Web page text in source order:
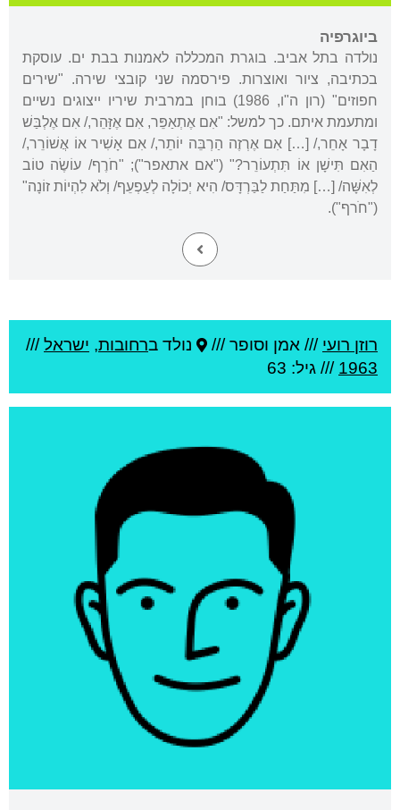
ביוגרפיה
נולדה בתל אביב. בוגרת המכללה לאמנות בבת ים. עוסקת
בכתיבה, ציור ואוצרות. פירסמה שני קובצי שירה. "שירים
חפוזים" (רון ה"ו, 1986) בוחן במרבית שיריו ייצוגים נשיים
ומתעמת איתם. כך למשל: "אִם אֶתְאַפֵּר, אִם אֶזָּהֵר,/ אִם אֶלְבַּשׁ
דָבָר אָחֵר,/ […] אִם אֶרְזֶה הַרְבֵּה יוֹתֵר,/ אִם אָשִׁיר אוֹ אֲשׁוֹרֵר,/
הַאִם תִּישָׁן אוֹ תִּתְעוֹרֵר?" ("אם אתאפר"); "חֹרֶף/ עוֹשֶׂה טוֹב
לְאִשָּׁה/ […] מִתַּחַת לַבַּרְדָּס/ הִיא יְכוֹלָה לְעַפְעֵף/ וְלֹא לִהְיוֹת זוֹנָה"
("חׂרף").
רוזן רועי /// אמן וסופר /// נולד ברחובות, ישראל///
1963 /// גיל: 63